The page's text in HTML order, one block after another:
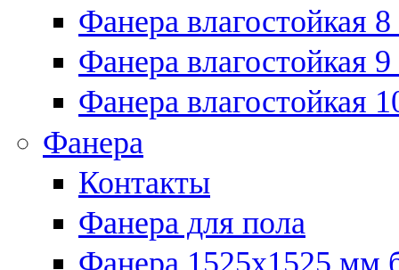
Фанера влагостойкая
Фанера влагостойкая
Фанера влагостойкая
Фанера
Контакты
Фанера для пола